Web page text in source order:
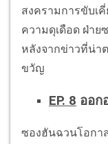
สงครามการขับเ
ความดุเดือด ฝ่าย
หลังจากข่าวที่น่า
ขวัญ
EP. 8 ออก
ซองฮันฉวนโอกา